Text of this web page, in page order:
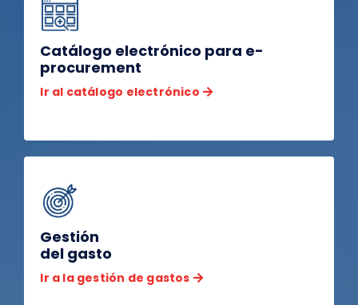
Catálogo electrónico para e-
procurement
Ir al catálogo electrónico
Gestión
del gasto
Ir a la gestión de gastos